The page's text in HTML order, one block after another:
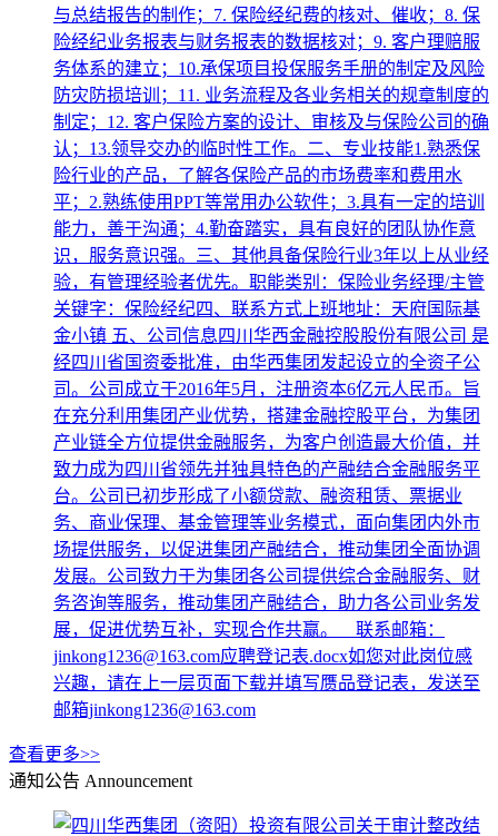
与总结报告的制作；7. 保险经纪费的核对、催收；8. 保
险经纪业务报表与财务报表的数据核对；9. 客户理赔服
务体系的建立；10.承保项目投保服务手册的制定及风险
防灾防损培训；11. 业务流程及各业务相关的规章制度的
制定；12. 客户保险方案的设计、审核及与保险公司的确
认；13.领导交办的临时性工作。二、专业技能1.熟悉保
险行业的产品，了解各保险产品的市场费率和费用水
平；2.熟练使用PPT等常用办公软件；3.具有一定的培训
能力，善于沟通；4.勤奋踏实，具有良好的团队协作意
识，服务意识强。三、其他具备保险行业3年以上从业经
验，有管理经验者优先。职能类别：保险业务经理/主管
关键字：保险经纪四、联系方式上班地址：天府国际基
金小镇 五、公司信息四川华西金融控股股份有限公司 是
经四川省国资委批准，由华西集团发起设立的全资子公
司。公司成立于2016年5月，注册资本6亿元人民币。旨
在充分利用集团产业优势，搭建金融控股平台，为集团
产业链全方位提供金融服务，为客户创造最大价值，并
致力成为四川省领先并独具特色的产融结合金融服务平
台。公司已初步形成了小额贷款、融资租赁、票据业
务、商业保理、基金管理等业务模式，面向集团内外市
场提供服务，以促进集团产融结合，推动集团全面协调
发展。公司致力于为集团各公司提供综合金融服务、财
务咨询等服务，推动集团产融结合，助力各公司业务发
展，促进优势互补，实现合作共赢。 联系邮箱：
jinkong1236@163.com应聘登记表.docx如您对此岗位感
兴趣，请在上一层页面下载并填写赝品登记表，发送至
邮箱jinkong1236@163.com
查看更多>>
通知公告 Announcement